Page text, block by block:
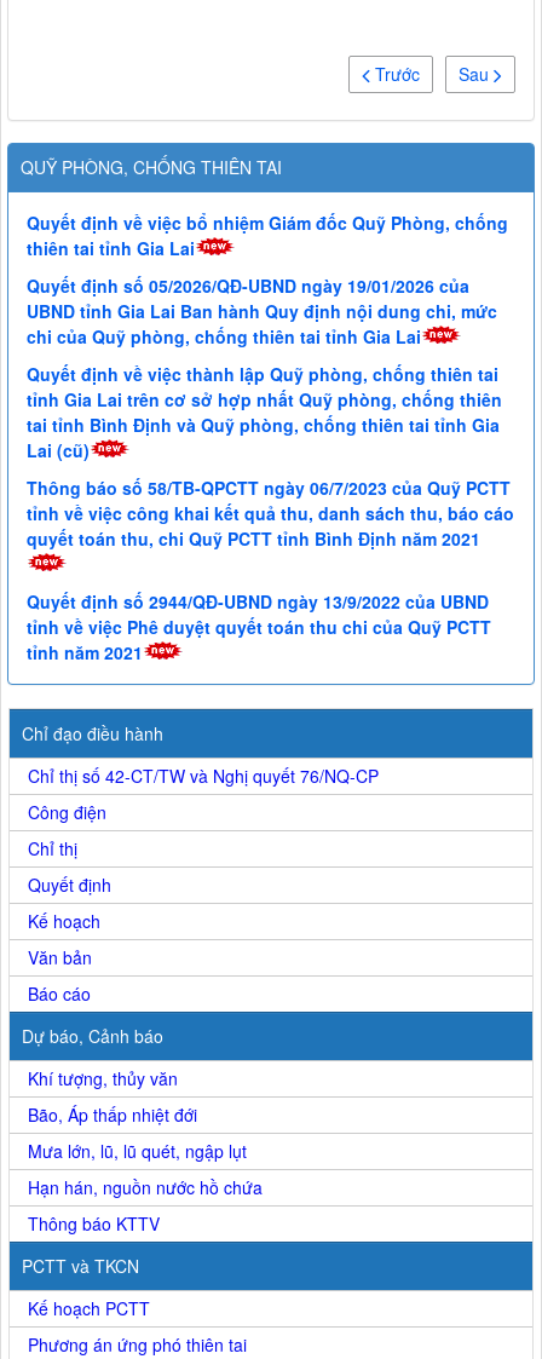
Sau
Trước
QUỸ PHÒNG, CHỐNG THIÊN TAI
Quyết định về việc bổ nhiệm Giám đốc Quỹ Phòng, chống
thiên tai tỉnh Gia Lai
Quyết định số 05/2026/QĐ-UBND ngày 19/01/2026 của
UBND tỉnh Gia Lai Ban hành Quy định nội dung chi, mức
chi của Quỹ phòng, chống thiên tai tỉnh Gia Lai
Quyết định về việc thành lập Quỹ phòng, chống thiên tai
tỉnh Gia Lai trên cơ sở hợp nhất Quỹ phòng, chống thiên
tai tỉnh Bình Định và Quỹ phòng, chống thiên tai tỉnh Gia
Lai (cũ)
Thông báo số 58/TB-QPCTT ngày 06/7/2023 của Quỹ PCTT
tỉnh về việc công khai kết quả thu, danh sách thu, báo cáo
quyết toán thu, chi Quỹ PCTT tỉnh Bình Định năm 2021
Quyết định số 2944/QĐ-UBND ngày 13/9/2022 của UBND
tỉnh về việc Phê duyệt quyết toán thu chi của Quỹ PCTT
tỉnh năm 2021
Chỉ đạo điều hành
Chỉ thị số 42-CT/TW và Nghị quyết 76/NQ-CP
Công điện
Chỉ thị
Quyết định
Kế hoạch
Văn bản
Báo cáo
Dự báo, Cảnh báo
Khí tượng, thủy văn
Bão, Áp thấp nhiệt đới
Mưa lớn, lũ, lũ quét, ngập lụt
Hạn hán, nguồn nước hồ chứa
Thông báo KTTV
PCTT và TKCN
Kế hoạch PCTT
Phương án ứng phó thiên tai